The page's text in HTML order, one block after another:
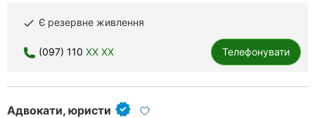
done Є резервне живлення
(097) 110 XX XX Телефонувати
Адвокати, юристи